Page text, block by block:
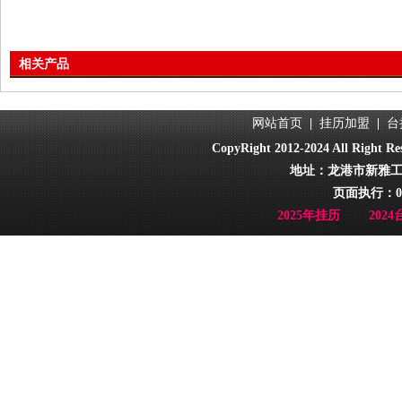
相关产品
网站首页 挂历加盟
CopyRight 2012-2024 All Right
地址：龙港市新雅
页面执行：
2025年挂历
2024